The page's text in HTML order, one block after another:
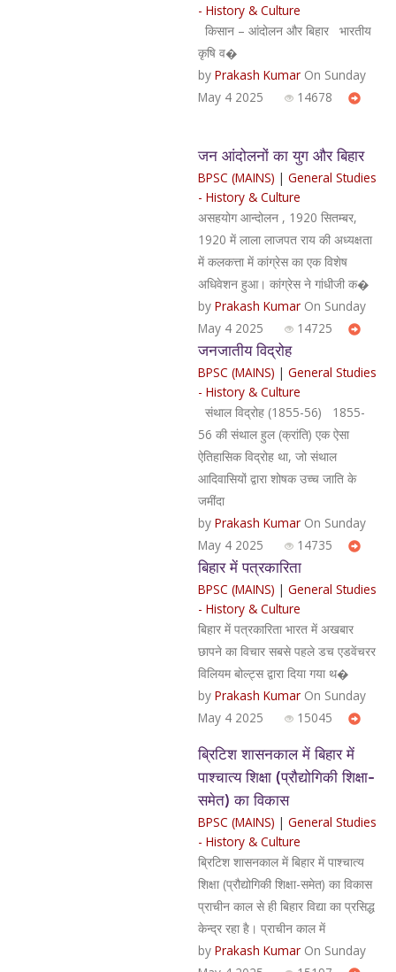
- History & Culture
किसान – आंदोलन और बिहार भारतीय
कृषि व�
by Prakash KumarOn Sunday
May 4 2025
14678
जन आंदोलनों का युग और बिहार
BPSC (MAINS) | General Studies
- History & Culture
असहयोग आन्दोलन , 1920 सितम्बर,
1920 में लाला लाजपत राय की अध्यक्षता
में कलकत्ता में कांग्रेस का एक विशेष
अधिवेशन हुआ। कांग्रेस ने गांधीजी क�
by Prakash KumarOn Sunday
May 4 2025
14725
जनजातीय विद्रोह
BPSC (MAINS) | General Studies
- History & Culture
संथाल विद्रोह (1855-56) 1855-
56 की संथाल हुल (क्रांति) एक ऐसा
ऐतिहासिक विद्रोह था, जो संथाल
आदिवासियों द्वारा शोषक उच्च जाति के
जमींदा
by Prakash KumarOn Sunday
May 4 2025
14735
बिहार में पत्रकारिता
BPSC (MAINS) | General Studies
- History & Culture
बिहार में पत्रकारिता भारत में अखबार
छापने का विचार सबसे पहले डच एडवेंचरर
विलियम बोल्ट्स द्वारा दिया गया थ�
by Prakash KumarOn Sunday
May 4 2025
15045
ब्रिटिश शासनकाल में बिहार में
पाश्चात्य शिक्षा (प्रौद्योगिकी शिक्षा-
समेत) का विकास
BPSC (MAINS) | General Studies
- History & Culture
ब्रिटिश शासनकाल में बिहार में पाश्चात्य
शिक्षा (प्रौद्योगिकी शिक्षा-समेत) का विकास
प्राचीन काल से ही बिहार विद्या का प्रसिद्ध
केन्द्र रहा है। प्राचीन काल में
by Prakash KumarOn Sunday